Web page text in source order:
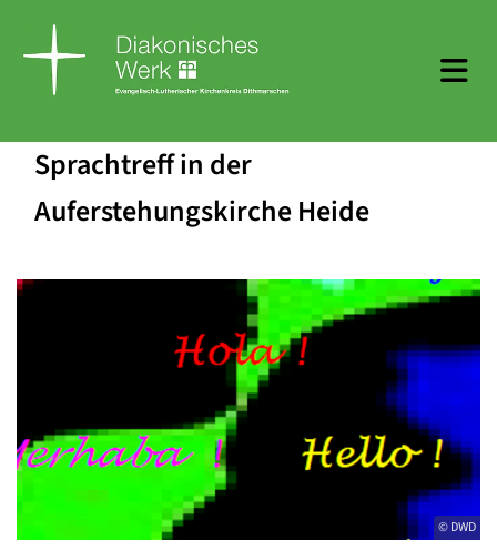
Sprachtreff in der
Auferstehungskirche Heide
© DWD